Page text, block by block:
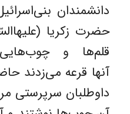
دانشمندان
حضرت زکریا
قلم‌ها و
آنها قرعه می‌زدند
داوطلبان سرپرستی